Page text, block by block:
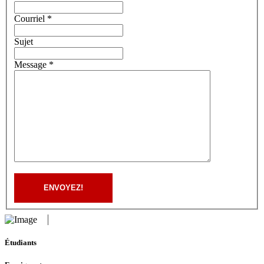
Courriel *
Sujet
Message *
ENVOYEZ!
Étudiants